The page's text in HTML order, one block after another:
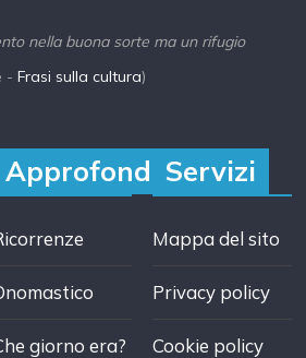
nella buona sorte ma un rifugio
-Frasi sulla cultura)
Approfondisci
giorno era?
Servizi
Mappa del sito
Privacy policy
Cookie policy